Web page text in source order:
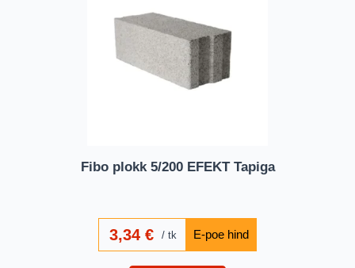
Fibo plokk 5/200 EFEKT Tapiga
3,34€ tk